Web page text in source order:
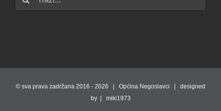
© sva prava zadržana 2016 - 2026 | Općina Negoslavci | designed
by | miki1973